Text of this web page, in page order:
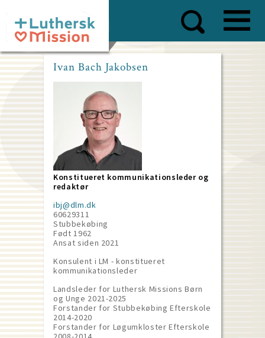
main
content
Ivan Bach Jakobsen
Konstitueret kommunikationsleder og
redaktør
ibj@dlm.dk
60629311
Stubbekøbing
Født 1962
Ansat siden 2021
Konsulent i LM - konstitueret
kommunikationsleder
Landsleder for Luthersk Missions Børn
og Unge 2021-2025
Forstander for Stubbekøbing Efterskole
2014-2020
Forstander for Løgumkloster Efterskole